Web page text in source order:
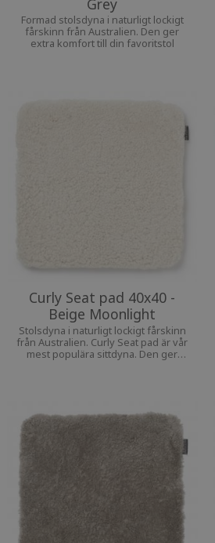
Formad stolsdyna i naturligt lockigt
fårskinn från Australien. Den ger
extra komfort till din favoritstol
Curly Seat pad 40x40 -
Beige Moonlight
Stolsdyna i naturligt lockigt fårskinn
från Australien. Curly Seat pad är vår
mest populära sittdyna. Den ger